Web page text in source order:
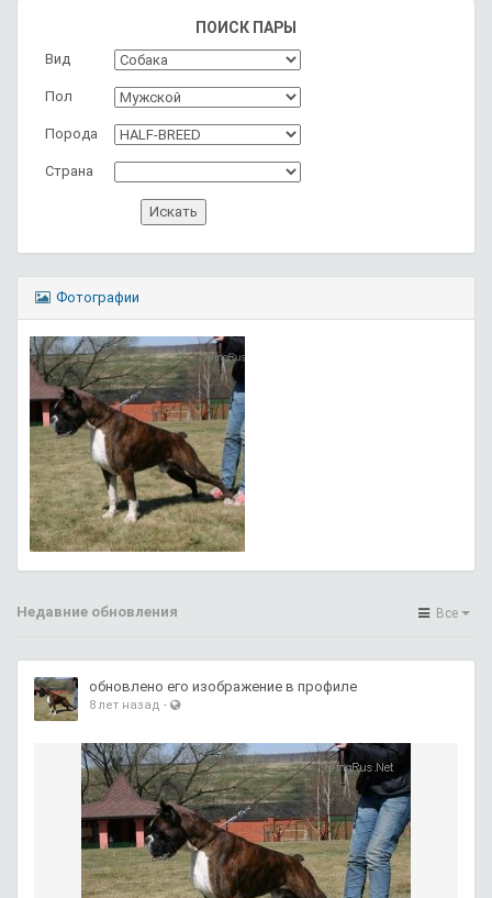
ПОИСК ПАРЫ
Вид
Пол
Порода
Страна
Фотографии
Недавние обновления Все
обновлено его изображение в профиле
8 лет назад -